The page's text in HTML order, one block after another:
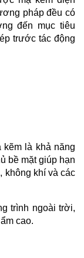
pháp đều có
đến mục tiêu
trước tác động
là khả năng
bề mặt giúp hạn
không khí và các
trình ngoài trời,
cao.